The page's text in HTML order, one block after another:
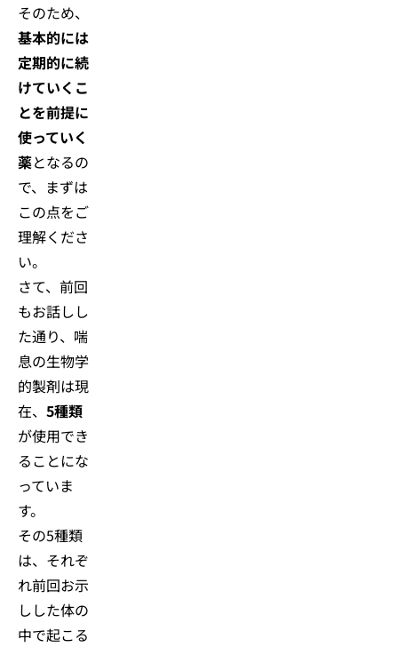
そのため、
基本的には
定期的に続
けていくこ
とを前提に
使っていく
薬となるの
で、まずは
この点をご
理解くださ
い。
さて、前回
もお話しし
た通り、喘
息の生物学
的製剤は現
在、 5種類
が使用でき
ることにな
っていま
す。
その5種類
は、それぞ
れ前回お示
しした体の
中で起こる